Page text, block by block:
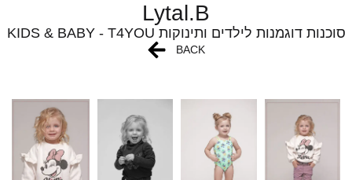
Lytal.B
KIDS & BABY - T4YOU סוכנות דוגמנות לילדים ותינוקות
BACK